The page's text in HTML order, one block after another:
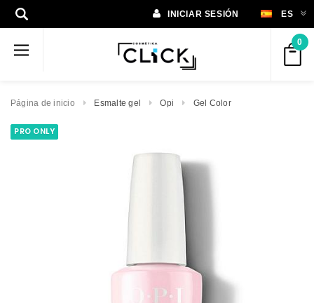
INICIAR SESIÓN ES
0
Página de inicio Esmalte gel Opi Gel Color
PRO ONLY